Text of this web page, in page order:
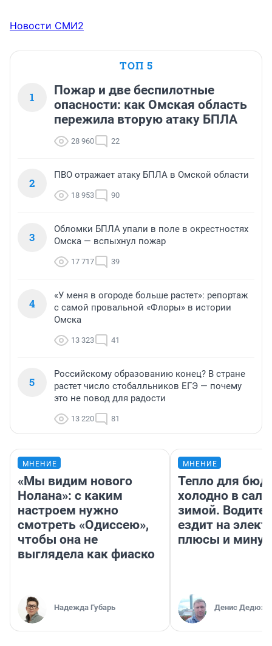
Новости СМИ2
ТОП 5
1
Пожар и две беспилотные
опасности: как Омская область
пережила вторую атаку БПЛА
28 960 22
2
ПВО отражает атаку БПЛА в Омской области
18 953 90
3
Обломки БПЛА упали в поле в окрестностях
Омска — вспыхнул пожар
17 717 39
4
«У меня в огороде больше растет»: репортаж
с самой провальной «Флоры» в истории
Омска
13 323 41
5
Российскому образованию конец? В стране
растет число стобалльников ЕГЭ — почему
это не повод для радости
13 220 81
МНЕНИЕ
«Мы видим нового
Нолана»: с каким
настроем нужно
смотреть «Одиссею»,
чтобы она не
выглядела как фиаско
Надежда Губарь
МНЕНИЕ
Тепло для
холодно в
зимой.
ездит на
плюсы и
Денис